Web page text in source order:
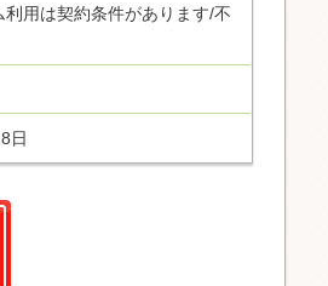
用は契約条件があります/不
日